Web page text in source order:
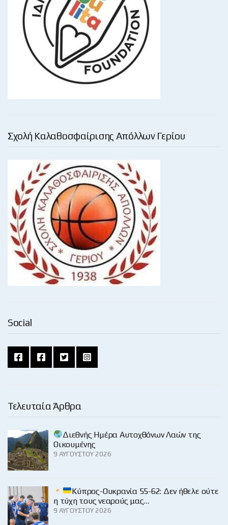
Σχολή Καλαθοσφαίρισης Απόλλων Γερίου
Social
Τελευταία Άρθρα
Διεθνής Ημέρα Αυτοχθόνων Λαών της
Οικουμένης
9 ΑΥΓΟΎΣΤΟΥ 2026
Κύπρος-Ουκρανία 55-62: Δεν ήθελε ούτε
η τύχη τους νεαρούς μας…
9 ΑΥΓΟΎΣΤΟΥ 2026